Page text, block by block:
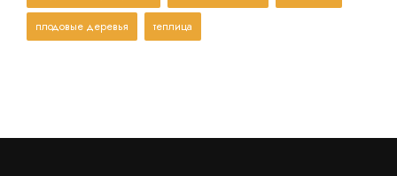
плодовые деревья теплица